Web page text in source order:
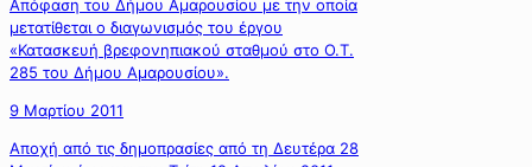
Απόφαση του Δήμου Αμαρουσίου με την οποία
μετατίθεται ο διαγωνισμός του έργου
«Κατασκευή βρεφονηπιακού σταθμού στο Ο.Τ.
285 του Δήμου Αμαρουσίου».
9 Μαρτίου 2011
Αποχή από τις δημοπρασίες από τη Δευτέρα 28